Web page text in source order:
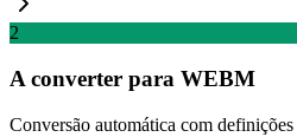
2
A converter para WEBM
Conversão automática com